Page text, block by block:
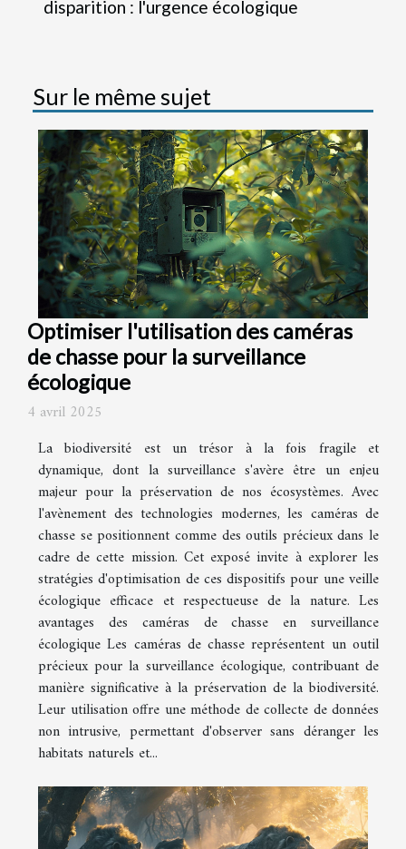
disparition : l'urgence écologique
Sur le même sujet
Optimiser l'utilisation des caméras
de chasse pour la surveillance
écologique
4 avril 2025
La biodiversité est un trésor à la fois fragile et
dynamique, dont la surveillance s'avère être un enjeu
majeur pour la préservation de nos écosystèmes. Avec
l'avènement des technologies modernes, les caméras de
chasse se positionnent comme des outils précieux dans le
cadre de cette mission. Cet exposé invite à explorer les
stratégies d'optimisation de ces dispositifs pour une veille
écologique efficace et respectueuse de la nature. Les
avantages des caméras de chasse en surveillance
écologique Les caméras de chasse représentent un outil
précieux pour la surveillance écologique, contribuant de
manière significative à la préservation de la biodiversité.
Leur utilisation offre une méthode de collecte de données
non intrusive, permettant d'observer sans déranger les
habitats naturels et...